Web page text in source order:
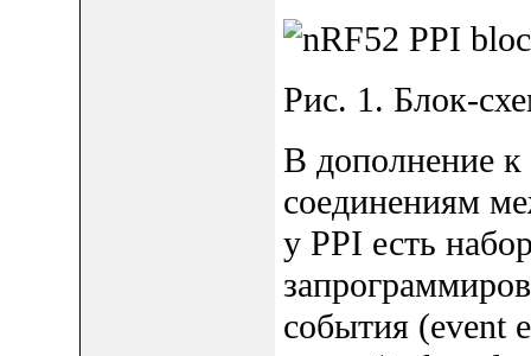
Рис. 1. Блок-
В дополнение
соединениям
у PPI есть
события (event